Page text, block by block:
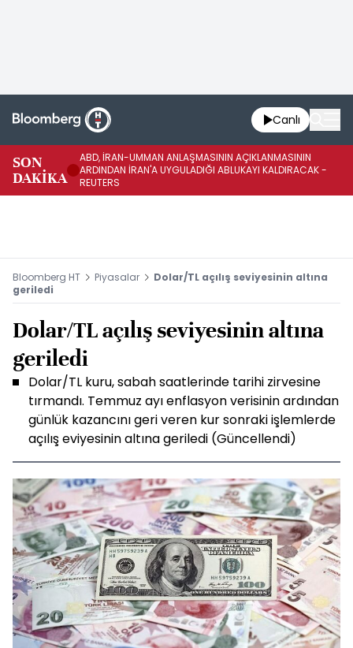
Canlı
SON
DAKİKA
ABD, İRAN-UMMAN ANLAŞMASININ AÇIKLANMASININ
ARDINDAN İRAN'A UYGULADIĞI ABLUKAYI KALDIRACAK -
REUTERS
Bloomberg HT Piyasalar
Dolar/TL açılış seviyesinin altına
geriledi
Dolar/TL açılış seviyesinin altına
geriledi
Dolar/TL kuru, sabah saatlerinde tarihi zirvesine
tırmandı. Temmuz ayı enflasyon verisinin ardından
günlük kazancını geri veren kur sonraki işlemlerde
açılış eviyesinin altına geriledi (Güncellendi)